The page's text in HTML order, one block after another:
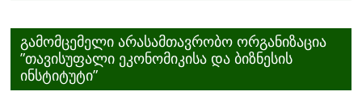
გამომცემელი არასამთავრობო ორგანიზაცია
”თავისუფალი ეკონომიკისა და ბიზნესის
ინსტიტუტი”